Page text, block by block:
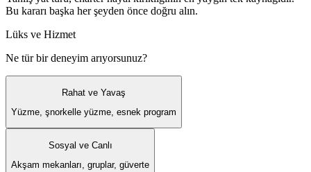
Bu kararı başka her şeyden önce doğru alın.
Lüks ve Hizmet
Ne tür bir deneyim arıyorsunuz?
Rahat ve Yavaş
Yüzme, şnorkelle yüzme, esnek program
Sosyal ve Canlı
Akşam mekanları, gruplar, güverte